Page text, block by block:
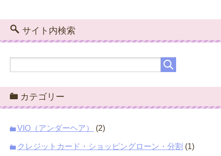
サイト内検索
カテゴリー
VIO（アンダーヘア） (2)
クレジットカード・ショッピングローン・分割 (1)